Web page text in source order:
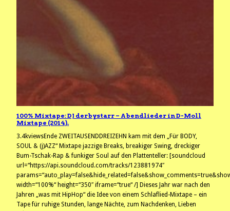
100% Mixtape: DJ derbystarr – Abendlieder in D-Moll
Mixtape (2014).
3.4kviewsEnde ZWEITAUSENDDREIZEHN kam mit dem „Für BODY,
SOUL & (j)AZZ“ Mixtape jazzige Breaks, breakiger Swing, dreckiger
Bum-Tschak-Rap & funkiger Soul auf den Plattenteller: [soundcloud
url=“https://api.soundcloud.com/tracks/123881974″
width=“100%“ height=“350″ iframe=“true“ /] Dieses Jahr war nach den
Jahren „was mit HipHop“ die Idee von einem Schlaflied-Mixtape – ein
Tape für ruhige Stunden, lange Nächte, zum Nachdenken, Lieben